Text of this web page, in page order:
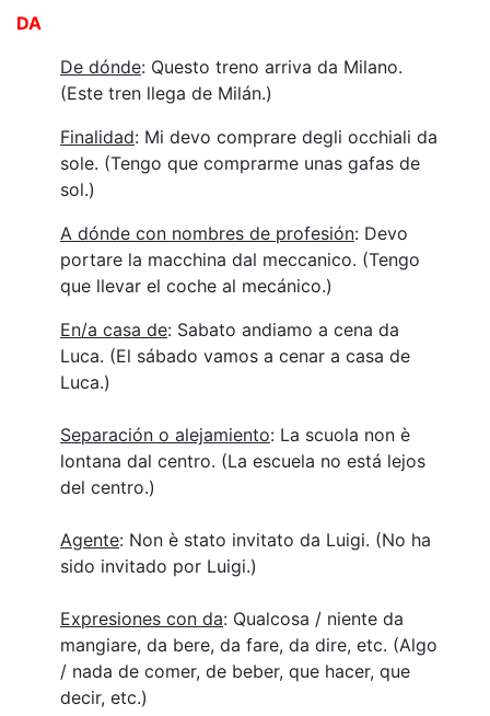
DA
De dónde: Questo treno arriva da Milano.
(Este tren llega de Milán.)
Finalidad: Mi devo comprare degli occhiali da
sole. (Tengo que comprarme unas gafas de
sol.)
A dónde con nombres de profesión: Devo
portare la macchina dal meccanico. (Tengo
que llevar el coche al mecánico.)
En/a casa de: Sabato andiamo a cena da
Luca. (El sábado vamos a cenar a casa de
Luca.)
Separación o alejamiento: La scuola non è
lontana dal centro. (La escuela no está lejos
del centro.)
Agente: Non è stato invitato da Luigi. (No ha
sido invitado por Luigi.)
Expresiones con da: Qualcosa / niente da
mangiare, da bere, da fare, da dire, etc. (Algo
/ nada de comer, de beber, que hacer, que
decir, etc.)